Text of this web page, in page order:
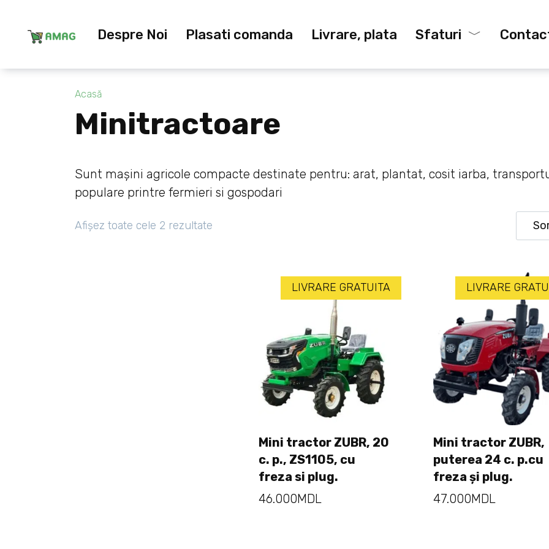
content
Despre Noi Plasati comanda Livrare, plata Sfaturi
Acasă
Minitractoare
Sunt mașini agricole compacte destinate pentru: arat, plantat, cosit iarba,
populare printre fermieri si gospodari
Afișez toate cele 2 rezultate
Adaugă în coș
LIVRARE GRATUITA
Mini tractor ZUBR, 20
c. p., ZS1105, cu
freza si plug.
46.000MDL
Adaugă în coș
LIVRARE
Mini tractor ZUBR,
puterea 24 c. p.cu
freza și plug.
47.000MDL